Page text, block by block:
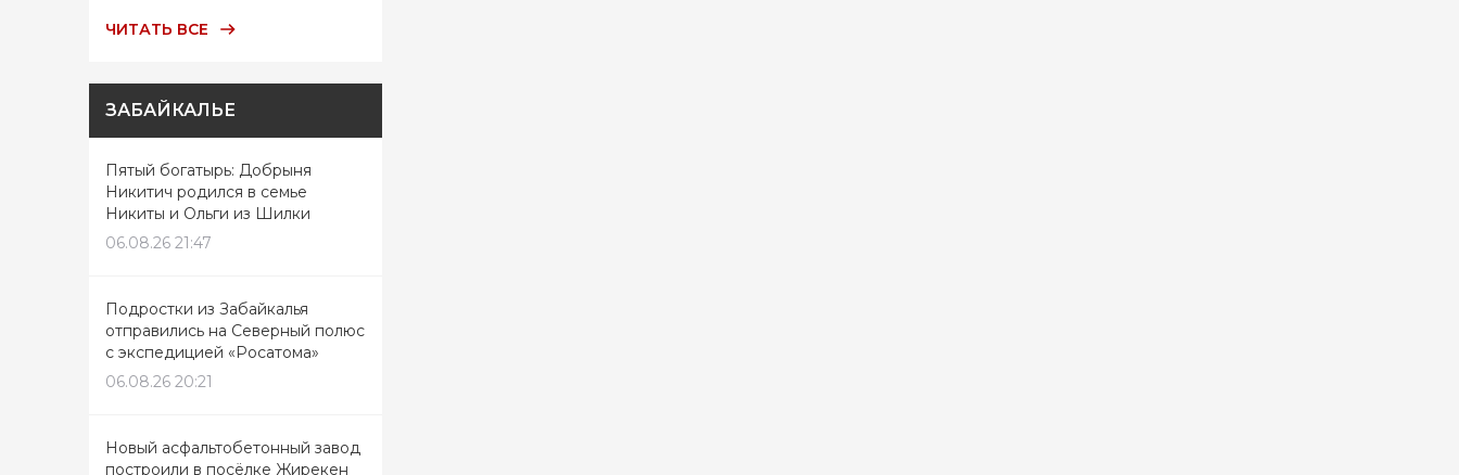
ЧИТАТЬ ВСЕ
ЗАБАЙКАЛЬЕ
Пятый богатырь: Добрыня
Никитич родился в семье
Никиты и Ольги из Шилки
06.08.26 21:47
Подростки из Забайкалья
отправились на Северный полюс
с экспедицией «Росатома»
06.08.26 20:21
Новый асфальтобетонный завод
построили в посёлке Жирекен